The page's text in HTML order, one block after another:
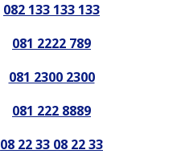
082 133 133 133
081 2222 789
081 2300 2300
081 222 8889
08 22 33 08 22 33